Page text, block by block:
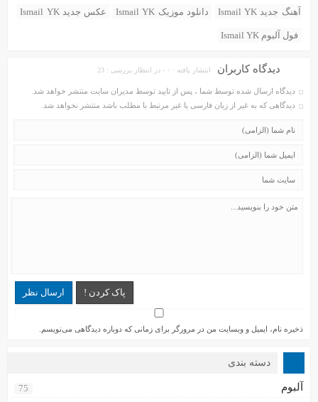
آهنگ جدید Ismail YK دانلود موزیک Ismail YK عکس جدید Ismail YK
فول آلبوم Ismail YK
دیدگاه کاربران انتشار یافته : ۰ - در انتظار بررسی : 23
دیدگاه ارسال شده توسط شما ، پس از تایید توسط مدیران سایت منتشر خواهد شد.
دیدگاهی که به غیر از زبان فارسی یا غیر مرتبط با مطلب باشد منتشر نخواهد شد.
ارسال نظر پاک کردن !
ذخیره نام، ایمیل و وبسایت من در مرورگر برای زمانی که دوباره دیدگاهی می‌نویسم.
دسته بندی
آلبوم 75